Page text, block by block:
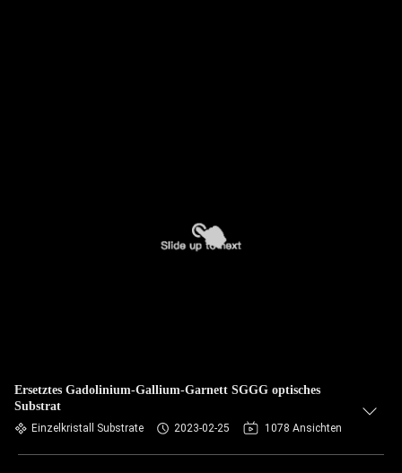
Ersetztes Gadolinium-Gallium-Garnett SGGG optisches
Substrat
Einzelkristall Substrate 2023-02-25 1078 Ansichten